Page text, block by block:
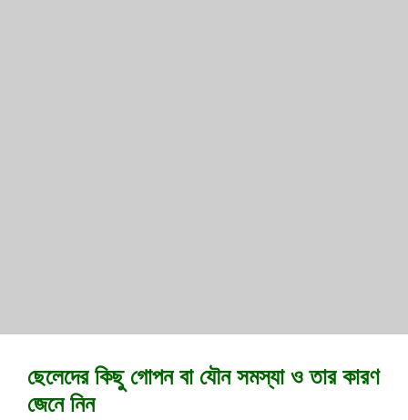
ছেলেদের কিছু গোপন বা যৌন সমস্যা ও তার কারণ
জেনে নিন